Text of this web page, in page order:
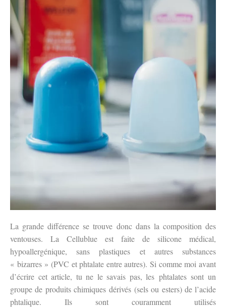
La grande différence se trouve donc dans la composition des
ventouses. La Cellublue est faite de silicone médical,
hypoallergénique, sans plastiques et autres substances
« bizarres » (PVC et phtalate entre autres). Si comme moi avant
d’écrire cet article, tu ne le savais pas, les phtalates sont un
groupe de produits chimiques dérivés (sels ou esters) de l’acide
phtalique. Ils sont couramment utilisés